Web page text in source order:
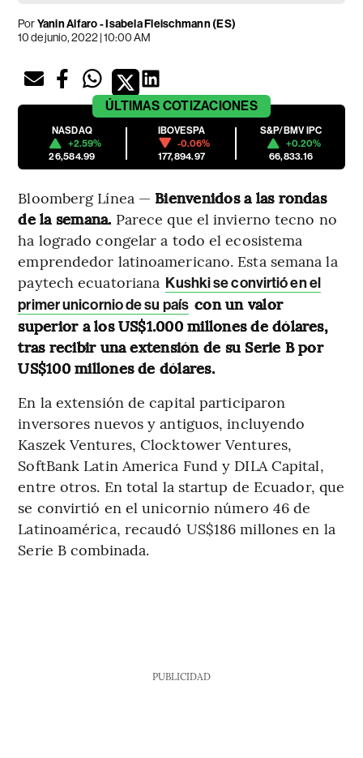
PorYanin Alfaro-Isabela Fleischmann (ES)
10 de junio, 2022 | 10:00 AM
ÚLTIMAS COTIZACIONES
NASDAQ
+2.59%
26,584.99
IBOVESPA
-0.06%
177,894.97
S&P/BMV IPC
+0.20%
66,833.16
Bloomberg Línea — Bienvenidos a las rondas
de la semana. Parece que el invierno tecno no
ha logrado congelar a todo el ecosistema
emprendedor latinoamericano. Esta semana la
paytech ecuatoriana Kushki se convirtió en el
primer unicornio de su país con un valor
superior a los US$1.000 millones de dólares,
tras recibir una extensión de su Serie B por
US$100 millones de dólares.
En la extensión de capital participaron
inversores nuevos y antiguos, incluyendo
Kaszek Ventures, Clocktower Ventures,
SoftBank Latin America Fund y DILA Capital,
entre otros. En total la startup de Ecuador, que
se convirtió en el unicornio número 46 de
Latinoamérica, recaudó US$186 millones en la
Serie B combinada.
PUBLICIDAD